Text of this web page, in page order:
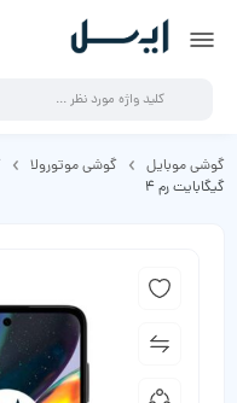
گوشی موبایل گوشی موتورولا
گیگابایت رم 4